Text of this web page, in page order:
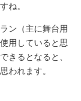
ね。
ン（主に舞台用
用していると思
きるとなると、
われます。